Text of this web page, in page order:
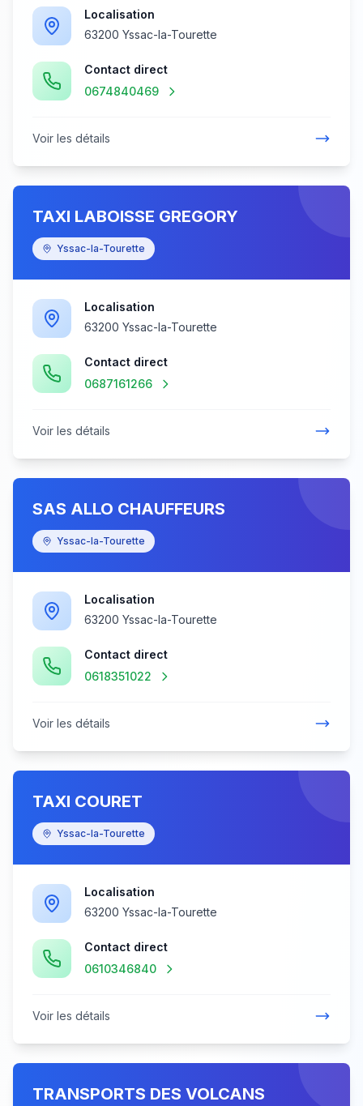
Localisation
63200 Yssac-la-Tourette
Contact direct
0674840469
Voir les détails
TAXI LABOISSE GREGORY
Yssac-la-Tourette
Localisation
63200 Yssac-la-Tourette
Contact direct
0687161266
Voir les détails
SAS ALLO CHAUFFEURS
Yssac-la-Tourette
Localisation
63200 Yssac-la-Tourette
Contact direct
0618351022
Voir les détails
TAXI COURET
Yssac-la-Tourette
Localisation
63200 Yssac-la-Tourette
Contact direct
0610346840
Voir les détails
TRANSPORTS DES VOLCANS